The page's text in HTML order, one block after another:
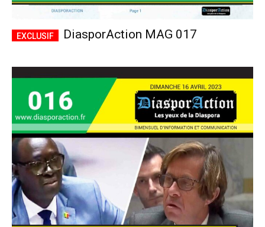
DiasporAction MAG 017